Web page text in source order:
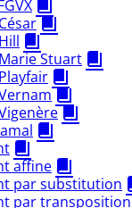
Stuart
affine
par substitution
par transposition